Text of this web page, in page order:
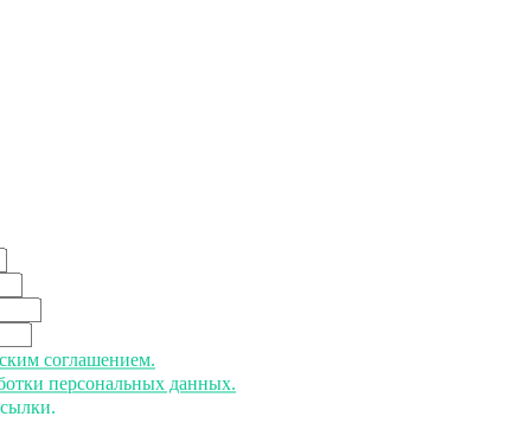
соглашением.
персональных данных.